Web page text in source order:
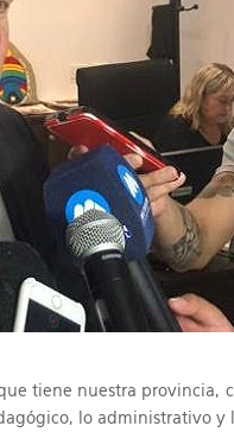
tiene nuestra
lo administrativo y